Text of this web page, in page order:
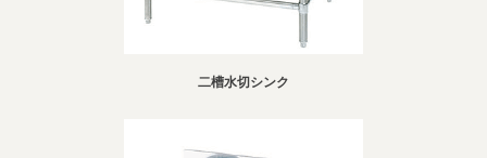
二槽水切シンク